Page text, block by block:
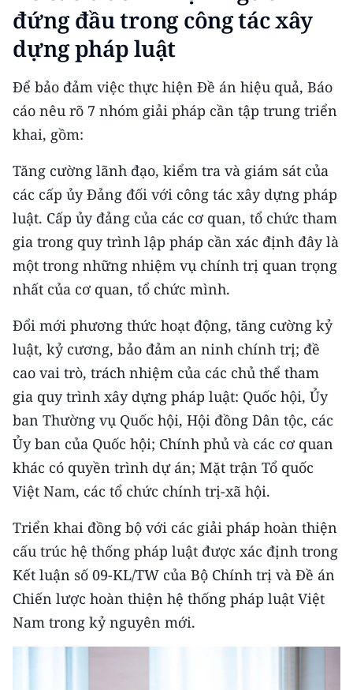
đứng đầu trong công tác xây
dựng pháp luật
Để bảo đảm việc thực hiện Đề án hiệu quả, Báo
cáo nêu rõ 7 nhóm giải pháp cần tập trung triển
khai, gồm:
Tăng cường lãnh đạo, kiểm tra và giám sát của
các cấp ủy Đảng đối với công tác xây dựng pháp
luật. Cấp ủy đảng của các cơ quan, tổ chức tham
gia trong quy trình lập pháp cần xác định đây là
một trong những nhiệm vụ chính trị quan trọng
nhất của cơ quan, tổ chức mình.
Đổi mới phương thức hoạt động, tăng cường kỷ
luật, kỷ cương, bảo đảm an ninh chính trị; đề
cao vai trò, trách nhiệm của các chủ thể tham
gia quy trình xây dựng pháp luật: Quốc hội, Ủy
ban Thường vụ Quốc hội, Hội đồng Dân tộc, các
Ủy ban của Quốc hội; Chính phủ và các cơ quan
khác có quyền trình dự án; Mặt trận Tổ quốc
Việt Nam, các tổ chức chính trị-xã hội.
Triển khai đồng bộ với các giải pháp hoàn thiện
cấu trúc hệ thống pháp luật được xác định trong
Kết luận số 09-KL/TW của Bộ Chính trị và Đề án
Chiến lược hoàn thiện hệ thống pháp luật Việt
Nam trong kỷ nguyên mới.